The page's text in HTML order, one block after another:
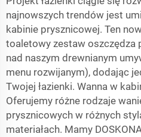
najnowszych trendów jest
kabinie prysznicowej. Ten
toaletowy zestaw oszczędza
nad naszym drewnianym
menu rozwijanym), dodając
Twojej łazienki. Wanna w
Oferujemy różne rodzaje
prysznicowych w różnych
materiałach. Mamy